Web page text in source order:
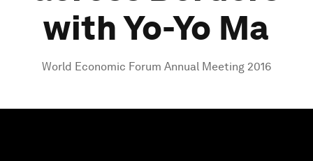
with Yo-Yo Ma
World Economic Forum Annual Meeting 2016